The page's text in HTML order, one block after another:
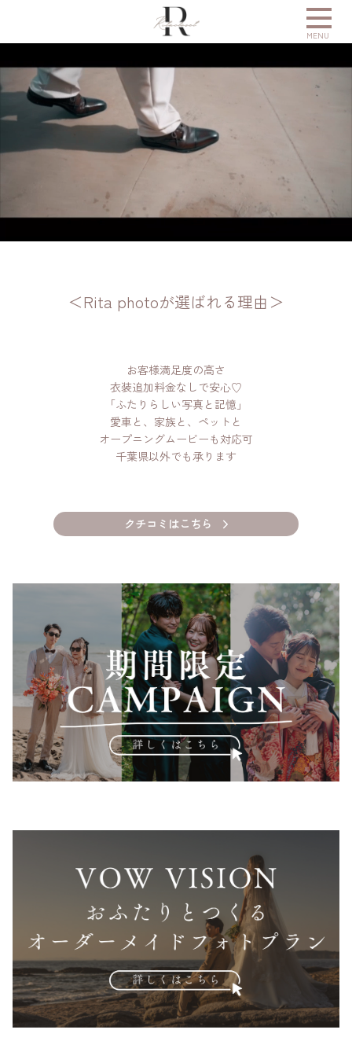
MENU
フォトギャラリー
プラン
撮影レポート
movie
VOW VISION
アクセス
会社概要
＜Rita photoが選ばれる理由＞
お客様満足度の高さ
衣装追加料金なしで安心♡
「ふたりらしい写真と記憶」
愛車と、家族と、ペットと
オープニングムービーも対応可
千葉県以外でも承ります
クチコミはこちら